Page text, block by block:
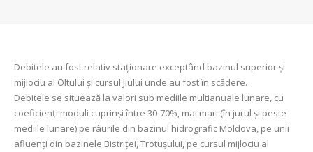
Debitele au fost relativ staționare exceptând bazinul superior și
mijlociu al Oltului și cursul Jiului unde au fost în scădere.
Debitele se situează la valori sub mediile multianuale lunare, cu
coeficienți moduli cuprinși între 30-70%, mai mari (în jurul și peste
mediile lunare) pe râurile din bazinul hidrografic Moldova, pe unii
afluenți din bazinele Bistriței, Trotușului, pe cursul mijlociu al